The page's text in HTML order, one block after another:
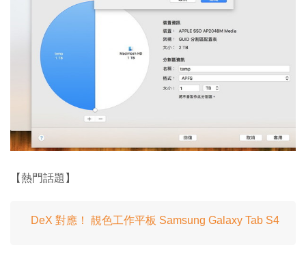
【熱門話題】
DeX 對應！ 靚色工作平板 Samsung Galaxy Tab S4